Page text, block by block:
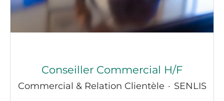
Conseiller Commercial H/F
Commercial & Relation Clientèle · SENLIS